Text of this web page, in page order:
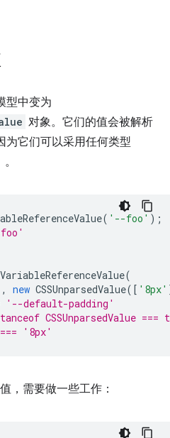
型中变为
对象。它们的值会被解析
为它们可以采用任何类型
( '--foo' );
(
, new CSSUnparsedValue([ '8px'
'--default-padding'
CSSUnparsedValue ===
'8px'
，需要做一些工作：